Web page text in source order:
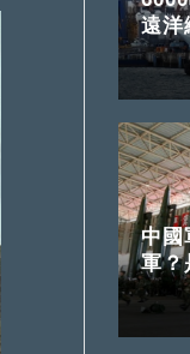
遠洋
中國
軍？